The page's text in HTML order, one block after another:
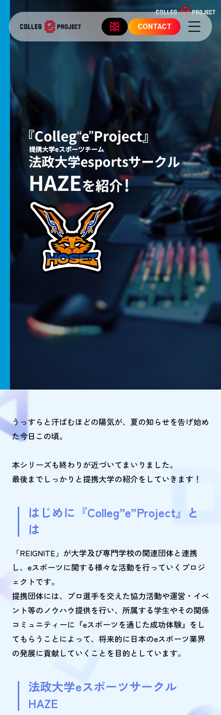
CONTACT
うっすらと汗ばむほどの陽気が、夏の知らせを告げ始め
た今日この頃。
本シリーズも終わりが近づいてまいりました。
最後までしっかりと提携大学の紹介をしていきます！
はじめに『Colleg”e”Project』と
は
「REIGNITE」が大学及び専門学校の関連団体と連携
し、eスポーツに関する様々な活動を行っていくプロジ
ェクトです。
提携団体には、プロ選手を交えた協力活動や運営・イベ
ント等のノウハウ提供を行い、所属する学生やその関係
コミュニティーに『eスポーツを通じた成功体験』をし
てもらうことによって、将来的に日本のeスポーツ業界
の発展に貢献していくことを目的としています。
法政大学eスポーツサークル
HAZE